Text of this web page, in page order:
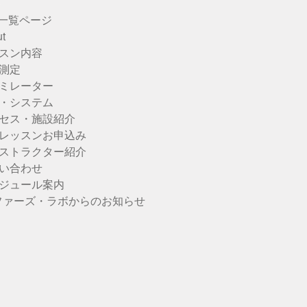
覧ページ
ン内容
定
レーター
システム
ス・施設紹介
ッスンお申込み
トラクター紹介
合わせ
ュール案内
ァーズ・ラボからのお知らせ